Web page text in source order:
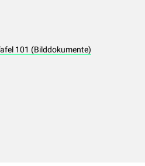
101 (Bilddokumente)